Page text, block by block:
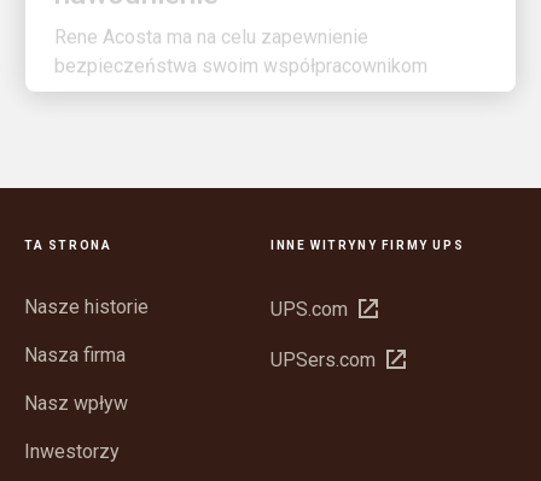
bezpieczeństwa swoim współpracownikom
TA STRONA
Nasze historie
Nasza firma
Nasz wpływ
Inwestorzy
INNE WITRYNY FIRMY UPS
UPS.com Otwórz
nowym
UPSers.com Otwórz